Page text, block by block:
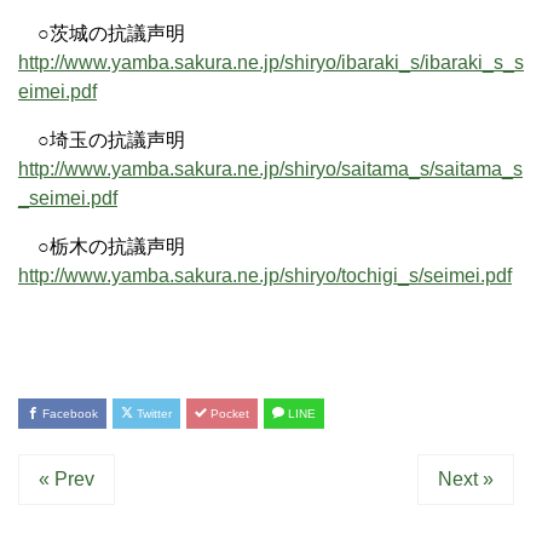
○茨城の抗議声明
http://www.yamba.sakura.ne.jp/shiryo/ibaraki_s/ibaraki_s_s
eimei.pdf
○埼玉の抗議声明
http://www.yamba.sakura.ne.jp/shiryo/saitama_s/saitama_s
_seimei.pdf
○栃木の抗議声明
http://www.yamba.sakura.ne.jp/shiryo/tochigi_s/seimei.pdf
Facebook Twitter Pocket LINE
« Prev Next »